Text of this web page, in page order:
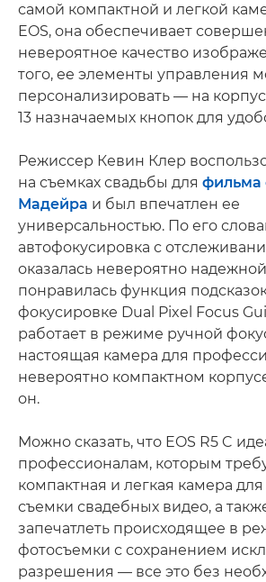
самой компактной и легкой
EOS, она обеспечивает
невероятное качество
того, ее элементы управления
персонализировать — на
13 назначаемых кнопок для
Режиссер Кевин Клер
на съемках свадьбы для фильма
Мадейра и был впечатлен ее
универсальностью. По его
автофокусировка с
оказалась невероятно
понравилась функция
фокусировке Dual Pixel Focus
работает в режиме ручной
настоящая камера для
невероятно компактном
он.
Можно сказать, что EOS R5 C
профессионалам, которым
компактная и легкая камера
съемки свадебных видео, а
запечатлеть происходящее в
фотосъемки с сохранением
разрешения — все это без